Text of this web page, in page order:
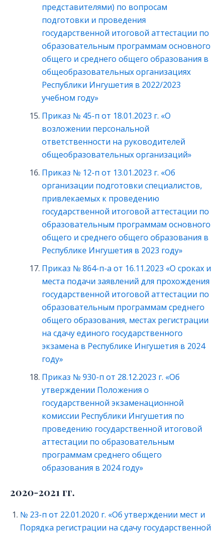
представителями) по вопросам
подготовки и проведения
государственной итоговой аттестации по
образовательным программам основного
общего и среднего общего образования в
общеобразовательных организациях
Республики Ингушетия в 2022/2023
учебном году»
Приказ № 45-п от 18.01.2023 г. «О
возложении персональной
ответственности на руководителей
общеобразовательных организаций»
Приказ № 12-п от 13.01.2023 г. «Об
организации подготовки специалистов,
привлекаемых к проведению
государственной итоговой аттестации по
образовательным программам основного
общего и среднего общего образования в
Республике Ингушетия в 2023 году»
Приказ № 864-п-а от 16.11.2023 «О сроках и
места подачи заявлений для прохождения
государственной итоговой аттестации по
образовательным программам среднего
общего образования, местах регистрации
на сдачу единого государственного
экзамена в Республике Ингушетия в 2024
году»
Приказ № 930-п от 28.12.2023 г. «Об
утверждении Положения о
государственной экзаменационной
комиссии Республики Ингушетия по
проведению государственной итоговой
аттестации по образовательным
программам среднего общего
образования в 2024 году»
2020-2021 гг.
№ 23-п от 22.01.2020 г. «Об утверждении мест и
Порядка регистрации на сдачу государственной